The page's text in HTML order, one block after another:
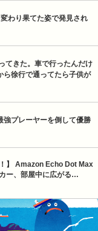
わり果てた姿で発見され
てきた。車で行ったんだけ
ら徐行で通ってたら子供が
強プレーヤーを倒して優勝
】 Amazon Echo Dot Max
ー、部屋中に広がる…